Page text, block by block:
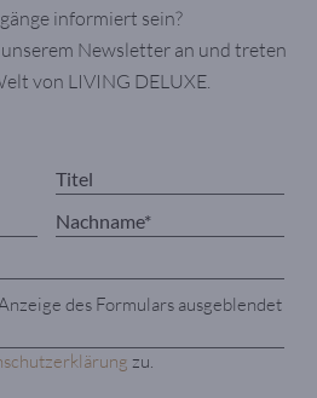
informiert sein?
Newsletter an und treten
von LIVING DELUXE.
des Formulars ausgeblendet
zu.